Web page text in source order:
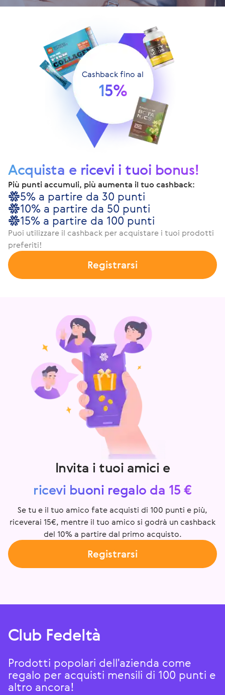
Cashback fino al
15%
Acquista e ricevi i tuoi bonus!
Più punti accumuli, più aumenta il tuo cashback:
5% a partire da 30 punti
10% a partire da 50 punti
15% a partire da 100 punti
Puoi utilizzare il cashback per acquistare i tuoi prodotti
preferiti!
Registrarsi
Invita i tuoi amici e
ricevi buoni regalo da 15 €
Se tu e il tuo amico fate acquisti di 100 punti e più,
riceverai 15€, mentre il tuo amico si godrà un cashback
del 10% a partire dal primo acquisto.
Registrarsi
Club Fedeltà
Prodotti popolari dell'azienda come
regalo per acquisti mensili di 100 punti e
altro ancora!